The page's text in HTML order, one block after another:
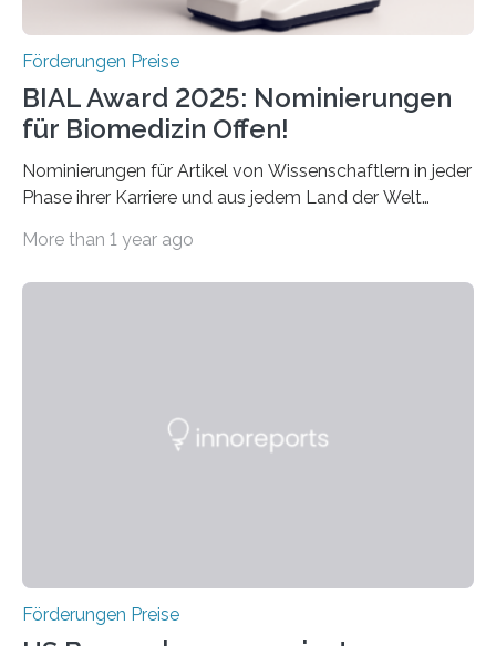
Förderungen Preise
BIAL Award 2025: Nominierungen
für Biomedizin Offen!
Nominierungen für Artikel von Wissenschaftlern in jeder
Phase ihrer Karriere und aus jedem Land der Welt
Leben gerufen, um die bemerkenswertesten
Foundation, des BIAL Award in Biomedicine ist in
More than 1 year ago
Förderungen Preise